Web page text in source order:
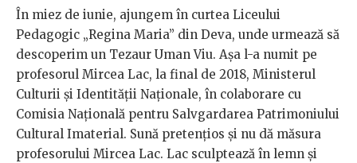
În miez de iunie, ajungem în curtea Liceului
Pedagogic „Regina Maria” din Deva, unde urmează să
descoperim un Tezaur Uman Viu. Așa l-a numit pe
profesorul Mircea Lac, la final de 2018, Ministerul
Culturii și Identității Naționale, în colaborare cu
Comisia Națională pentru Salvgardarea Patrimoniului
Cultural Imaterial. Sună pretențios și nu dă măsura
profesorului Mircea Lac. Lac sculptează în lemn și